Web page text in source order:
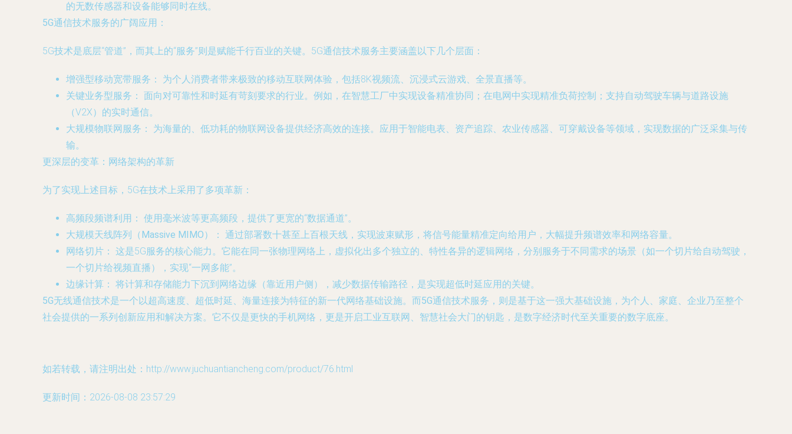
的无数传感器和设备能够同时在线。
5G通信技术服务的广阔应用：
5G技术是底层“管道”，而其上的“服务”则是赋能千行百业的关键。5G通信技术服务主要涵盖以下几个层面：
增强型移动宽带服务：
为个人消费者带来极致的移动互联网体验，包括8K视频流、沉浸式云游戏、全景直播等。
关键业务型服务： 面向对可靠性和时延有苛刻要求的行业。例如，在智慧工厂中实现设备精准协同；在电网中实现精准负荷控制；支持自动驾驶车辆与道路设施
（V2X）的实时通信。
大规模物联网服务：
为海量的、低功耗的物联网设备提供经济高效的连接。应用于智能电表、资产追踪、农业传感器、可穿戴设备等领域，实现数据的广泛采集与传
输。
更深层的变革：网络架构的革新
为了实现上述目标，5G在技术上采用了多项革新：
高频段频谱利用： 使用毫米波等更高频段，提供了更宽的“数据通道”。
大规模天线阵列（Massive MIMO）： 通过部署数十甚至上百根天线，实现波束赋形，将信号能量精准定向给用户，大幅提升频谱效率和网络容量。
网络切片： 这是5G服务的核心能力。它能在同一张物理网络上，虚拟化出多个独立的、特性各异的逻辑网络，分别服务于不同需求的场景（如一个切片给自动驾驶，
一个切片给视频直播），实现“一网多能”。
边缘计算： 将计算和存储能力下沉到网络边缘（靠近用户侧），减少数据传输路径，是实现超低时延应用的关键。
5G无线通信技术是一个以超高速度、超低时延、海量连接为特征的新一代网络基础设施。而5G通信技术服务，则是基于这一强大基础设施，为个人、家庭、企业乃至整个
社会提供的一系列创新应用和解决方案。它不仅是更快的手机网络，更是开启工业互联网、智慧社会大门的钥匙，是数字经济时代至关重要的数字底座。
如若转载，请注明出处：http://www.juchuantiancheng.com/product/76.html
更新时间：2026-08-08 23:57:29